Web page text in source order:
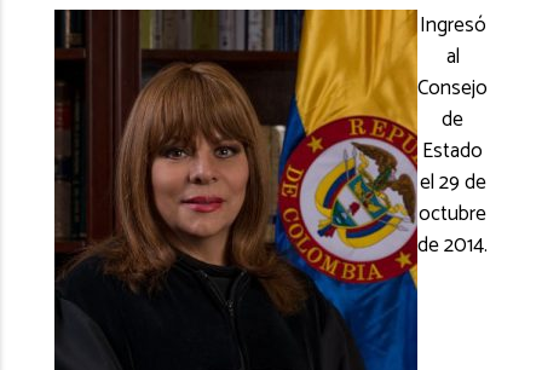
Ingresó
al
Consejo
de
Estado
el 29 de
octubre
de 2014.